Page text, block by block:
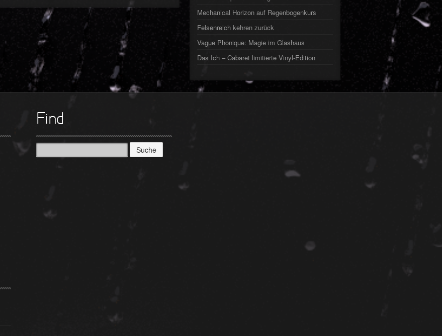
Mechanical Horizon auf Regenbogenkurs
Felsenreich kehren zurück
Vague Phonique: Magie im Glashaus
Das Ich – Cabaret limitierte Vinyl-Edition
Find
Suche
nach: